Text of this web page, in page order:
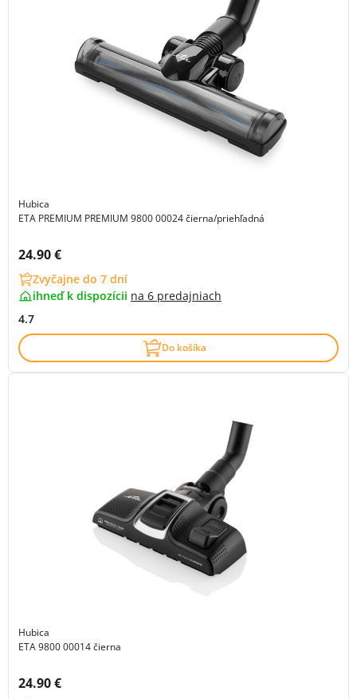
Hubica
ETA PREMIUM PREMIUM 9800 00024 čierna/priehľadná
Cena s DPH:
24.90 €
Zvyčajne do 7 dní
ihneď k dispozícii na 6 predajniach
4.7
Do košíka
Hubica
ETA 9800 00014 čierna
Cena s DPH:
24.90 €